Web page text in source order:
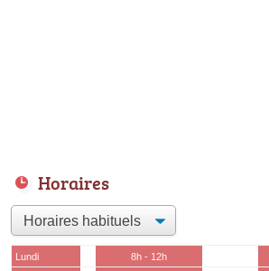
Horaires
Lundi 8h - 12h